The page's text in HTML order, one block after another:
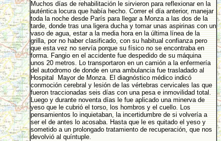
Muchos días de rehabilitación le sirvieron para reflexionar en la
auténtica locura que había hecho. Correr el día anterior, manejar
toda la noche desde París para llegar a Monza a las dos de la
tarde, donde tras una ligera ducha y tomar unas aspirinas con un
vaso de agua, estar a la media hora en la última línea de la
grilla, por no haber clasificado, con su habitual confianza pero
que esta vez no servía porque su físico no se encontraba en
forma. Fangio en el accidente fue despedido de su máquina
unos 20 metros. Lo transportaron en un camión a la enfermería
del autodromo de donde en una ambulancia fue trasladado al
Hospital Mayor de Monza. El diagnóstico médico indicó
conmoción cerebral y lesión de las vértebras cervicales las que
fueron traccionadas seis días con una pesa e inmovilidad total.
Luego y durante noventa días le fue aplicado una minerva de
yeso que le cubrió el torso, los hombros y el cuello. Los
pensamientos lo inquietaban, la incertidumbre de si volvería a
ser el de antes lo acosaba. Hasta que le es quitado el yeso y
sometido a un prolongado tratamiento de recuperación, que nos
devolvió al quíntuple.